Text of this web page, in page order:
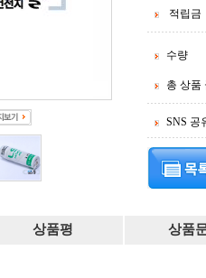
적립금
수량
총 상품
SNS 공
상품평 상품